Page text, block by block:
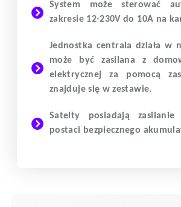
System może sterować
zakresie 12-230V do 10A na
Jednostka centrala działa w
może być zasilana z
elektrycznej za pomocą
znajduje się w zestawie.
Satelty posiadają
postaci bezpiecznego